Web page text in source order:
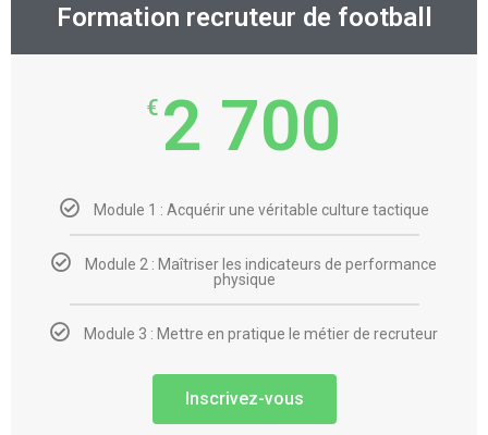
Formation recruteur de football
€ 2 700
Module 1 : Acquérir une véritable culture tactique
Module 2 : Maîtriser les indicateurs de performance
physique
Module 3 : Mettre en pratique le métier de recruteur
Inscrivez-vous